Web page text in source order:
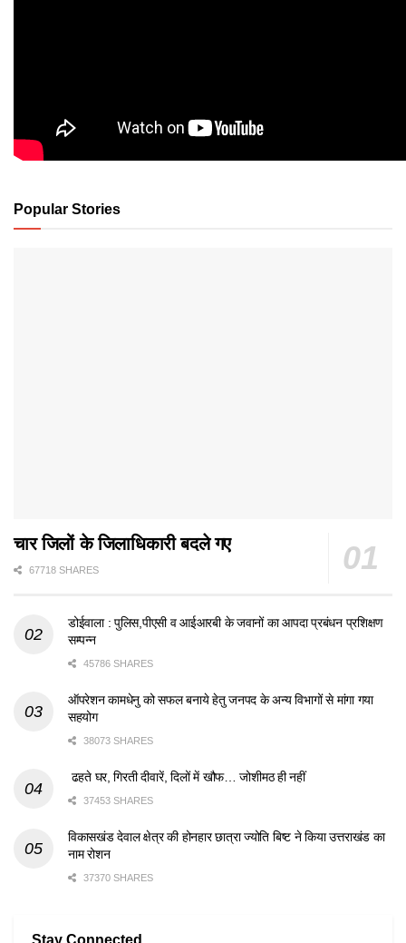
Popular Stories
चार जिलों के जिलाधिकारी बदले गए
67718 SHARES
डोईवाला : पुलिस,पीएसी व आईआरबी के जवानों का आपदा प्रबंधन प्रशिक्षण
सम्पन्न
45786 SHARES
ऑपरेशन कामधेनु को सफल बनाये हेतु जनपद के अन्य विभागों से मांगा गया
सहयोग
38073 SHARES
ढहते घर, गिरती दीवारें, दिलों में खौफ… जोशीमठ ही नहीं
37453 SHARES
विकासखंड देवाल क्षेत्र की होनहार छात्रा ज्योति बिष्ट ने किया उत्तराखंड का
नाम रोशन
37370 SHARES